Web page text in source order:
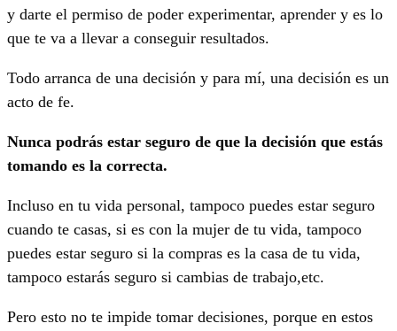
y darte el permiso de poder experimentar, aprender y es lo
que te va a llevar a conseguir resultados.
Todo arranca de una decisión y para mí, una decisión es un
acto de fe.
Nunca podrás estar seguro de que la decisión que estás
tomando es la correcta.
Incluso en tu vida personal, tampoco puedes estar seguro
cuando te casas, si es con la mujer de tu vida, tampoco
puedes estar seguro si la compras es la casa de tu vida,
tampoco estarás seguro si cambias de trabajo,etc.
Pero esto no te impide tomar decisiones, porque en estos